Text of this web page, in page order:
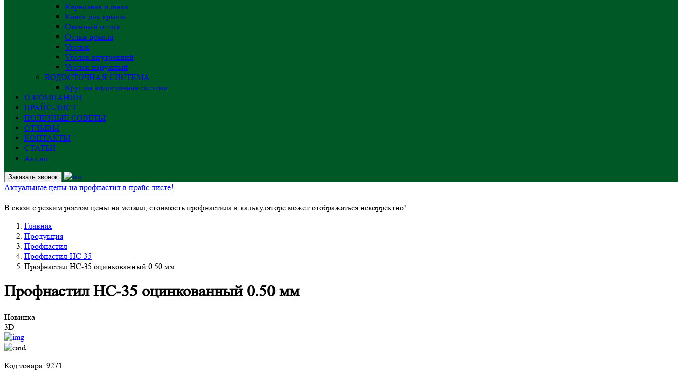
Карнизная планка
Конёк для крыши
Оконный отлив
Отлив цоколя
Уголок
Уголок внутренний
Уголок наружный
ВОДОСТОЧНАЯ СИСТЕМА
Круглая водосточная система
О КОМПАНИИ
ПРАЙС-ЛИСТ
ПОЛЕЗНЫЕ СОВЕТЫ
ОТЗЫВЫ
КОНТАКТЫ
СТАТЬИ
Акции
Заказать звонок
Актуальные цены на профнастил в прайс-листе!
В связи с резким ростом цены на металл, стоимость профнастила в калькуляторе может отображаться некорректно!
Главная
Продукция
Профнастил
Профнастил НС-35
Профнастил НС-35 оцинкованный 0.50 мм
Профнастил НС-35 оцинкованный 0.50 мм
Новинка
3D
Код товара: 9271